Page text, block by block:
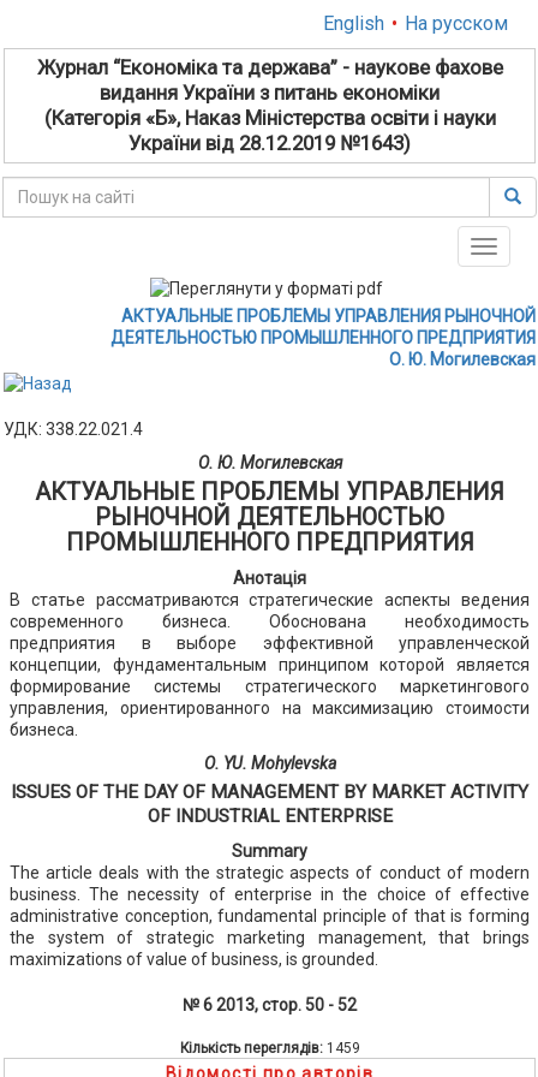
English • На русском
Журнал “Економіка та держава” - наукове фахове
видання України з питань економіки
(Категорія «Б», Наказ Міністерства освіти і науки
України від 28.12.2019 №1643)
Toggle
АКТУАЛЬНЫЕ ПРОБЛЕМЫ УПРАВЛЕНИЯ РЫНОЧНОЙ
ДЕЯТЕЛЬНОСТЬЮ ПРОМЫШЛЕННОГО ПРЕДПРИЯТИЯ
О. Ю. Могилевская
УДК: 338.22.021.4
О. Ю. Могилевская
АКТУАЛЬНЫЕ ПРОБЛЕМЫ УПРАВЛЕНИЯ
РЫНОЧНОЙ ДЕЯТЕЛЬНОСТЬЮ
ПРОМЫШЛЕННОГО ПРЕДПРИЯТИЯ
Анотація
В статье рассматриваются стратегические аспекты ведения
современного бизнеса. Обоснована необходимость
предприятия в выборе эффективной управленческой
концепции, фундаментальным принципом которой является
формирование системы стратегического маркетингового
управления, ориентированного на максимизацию стоимости
бизнеса.
О. YU. Mohylevska
ISSUES OF THE DAY OF MANAGEMENT BY MARKET ACTIVITY
OF INDUSTRIAL ENTERPRISE
Summary
The article deals with the strategic aspects of conduct of modern
business. The necessity of enterprise in the choice of effective
administrative conception, fundamental principle of that is forming
the system of strategic marketing management, that brings
maximizations of value of business, is grounded.
№ 6 2013, стор. 50 - 52
Кількість переглядів: 1459
Відомості про авторів